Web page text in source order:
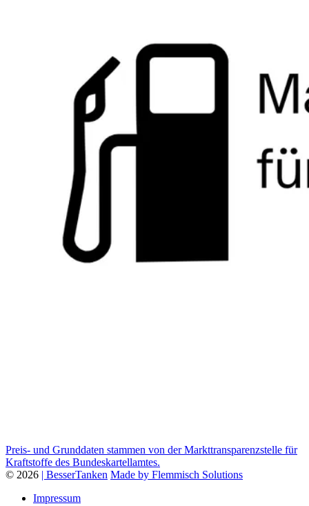
Preis- und Grunddaten stammen von der Markttransparenzstelle für
Kraftstoffe des Bundeskartellamtes.
© 2026 | BesserTanken Made by Flemmisch Solutions
Impressum